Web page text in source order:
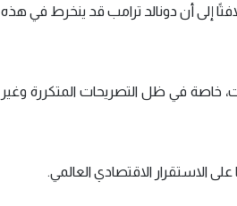
إلى أن دونالد ترامب قد ينخرط في هذه
خاصة في ظل التصريحات المتكررة وغير
الاستقرار الاقتصادي العالمي.